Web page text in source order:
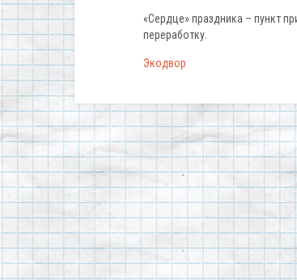
«Сердце» праздника – пункт
переработку.
Экодвор